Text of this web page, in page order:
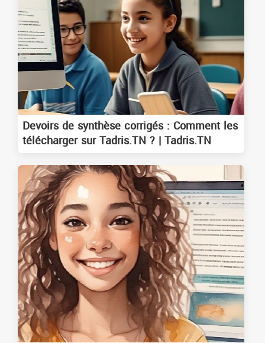
Devoirs de synthèse corrigés : Comment les
télécharger sur Tadris.TN ? | Tadris.TN